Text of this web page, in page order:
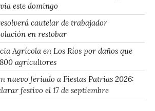
este domingo
cautelar de trabajador
en restobar
Agrícola en Los Ríos por daños que
agricultores
nuevo feriado a Fiestas Patrias 2026:
festivo el 17 de septiembre